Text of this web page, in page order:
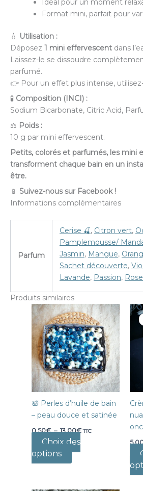
Idéal pour un moment
Format mini, parfait pour
💧 Utilisation :
Déposez 1 mini effervescent dans
Laissez-le se dissoudre
parfumé.
👉 Pour un effet plus intense,
🧪 Composition (INCI) :
Sodium Bicarbonate, Citric Acid,
⚖️ Poids :
10 g par mini effervescent.
Petits, colorés et parfumés, les mini
transforment chaque bain en un
être.
📱 Suivez-nous sur Facebook !
Informations complémentaires
Parfum
Cerise 🍒, Citron vert,
Pamplemousse/
Jasmin, Mangue,
Sachet découverte,
Lavande, Passion, Rose
Produits similaires
🛀 Perles d’huile de bain
– peau douce et satinée
0,50€ – 13,00€Plage
TTC
Choix des
options
Ce
produit
plusieurs